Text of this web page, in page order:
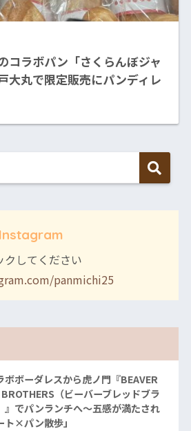
コラボパン「さくらんぼジャ
大丸で限定販売にパンディレ
してください
panmichi25
ボボーダレスから虎ノ門『BEAVER
（ビーバーブレッドブラ
』でパンランチへ〜五感が満たされ
ト×パン散歩」